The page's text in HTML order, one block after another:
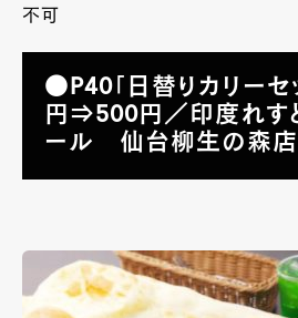
不可
●P40「日替りカリーセ
円⇒500円／印度れす
ール 仙台柳生の森店